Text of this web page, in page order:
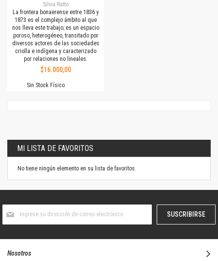
Silvia Ratto
La frontera bonaerense entre 1836 y
1873 es el complejo ámbito al que
nos lleva este trabajo; es un espacio
poroso, heterogéneo, transitado por
diversos actores de las sociedades
criolla e indígena y caracterizado
por relaciones no lineales.
$16.000,00
Sin Stock Físico
MI LISTA DE FAVORITOS
No tiene ningún elemento en su lista de favoritos.
boletín
SUSCRIBIRSE
Nosotros